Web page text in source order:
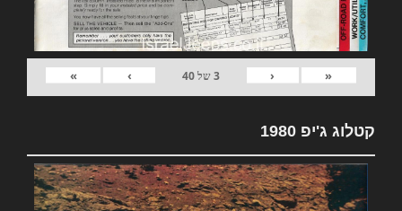
«
‹
3של40
›
»
קטלוג ג'יפ 1980